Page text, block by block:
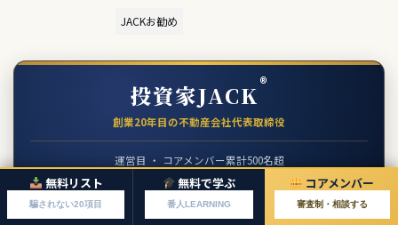
JACKお勧め
投資家JACK®
創業20年目の不動産会社代表取締役
運営目 ・ コアメンバー累計500名超
読売新聞・週刊SPA! 掲載
JACKのプロフィールを見る →
無料リスト
騙されない20項目
無料で学ぶ
番人LEARNING
コアメンバー
審査制・相談する